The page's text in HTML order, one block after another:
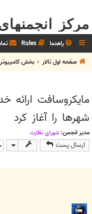
مرکز
راهنما Rules
صفحه اول تالار
بخش كامپيوتر
مایكروسافت
شهرها را آغاز كرد
مدیر انجمن: شوراي نظارت
ارسال پست